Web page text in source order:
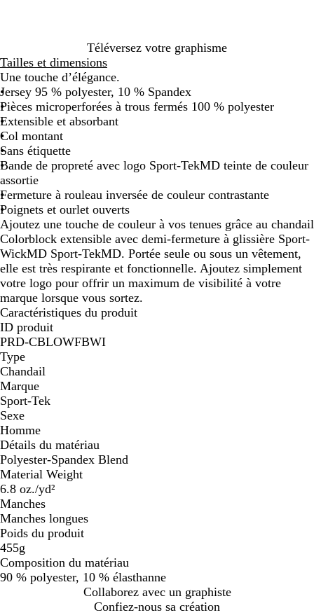
e
a
n
t
h
r
a
c
i
t
e
a
c
i
t
e
/
b
l
e
u
r
o
i
a
c
i
t
e
/
o
r
a
n
g
e
e
/
g
r
i
s
a
n
t
h
r
a
c
i
t
e
Téléversez votre graphisme
Tailles et dimensions
Une touche d’élégance.
Jersey 95 % polyester, 10 % Spandex
Pièces microperforées à trous fermés 100 % polyester
Extensible et absorbant
Col montant
Sans étiquette
Bande de propreté avec logo Sport-TekMD teinte de couleur
assortie
Fermeture à rouleau inversée de couleur contrastante
Poignets et ourlet ouverts
Ajoutez une touche de couleur à vos tenues grâce au chandail
Colorblock extensible avec demi-fermeture à glissière Sport-
WickMD Sport-TekMD. Portée seule ou sous un vêtement,
elle est très respirante et fonctionnelle. Ajoutez simplement
votre logo pour offrir un maximum de visibilité à votre
marque lorsque vous sortez.
Caractéristiques du produit
ID produit
PRD-CBLOWFBWI
Type
Chandail
Marque
Sport-Tek
Sexe
Homme
Détails du matériau
Polyester-Spandex Blend
Material Weight
6.8 oz./yd²
Manches
Manches longues
Poids du produit
455g
Composition du matériau
90 % polyester, 10 % élasthanne
Collaborez avec un graphiste
Confiez-nous sa création